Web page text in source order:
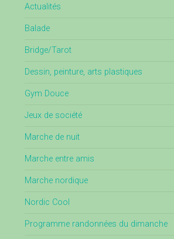
Actualités
Balade
Bridge/Tarot
Dessin, peinture, arts plastiques
Gym Douce
Jeux de société
Marche de nuit
Marche entre amis
Marche nordique
Nordic Cool
Programme randonnées du dimanche